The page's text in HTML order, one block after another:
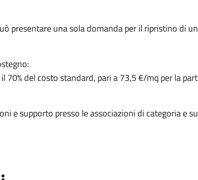
presentare una sola domanda per il ripristino di
70% del costo standard, pari a 73,5 €/mq per la
e supporto presso le associazioni di categoria e